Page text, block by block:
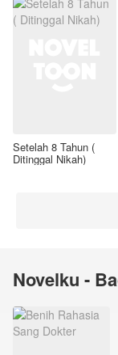
Setelah 8 Tahun (
Ditinggal Nikah)
Novelku -